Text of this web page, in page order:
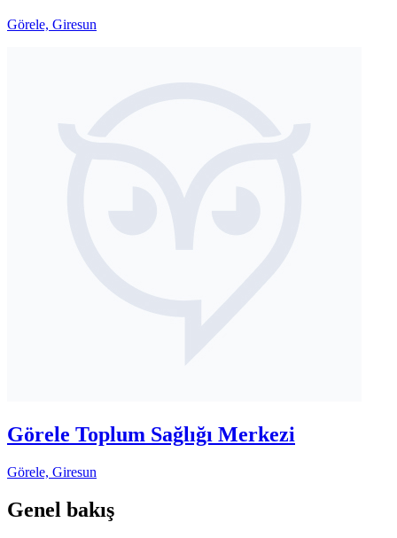
Görele, Giresun
Görele Toplum Sağlığı Merkezi
Görele, Giresun
Genel bakış